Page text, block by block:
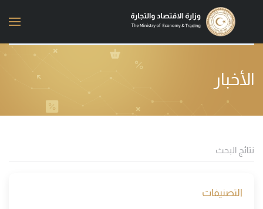
Skip to main content
الأخبار
التصنيفات